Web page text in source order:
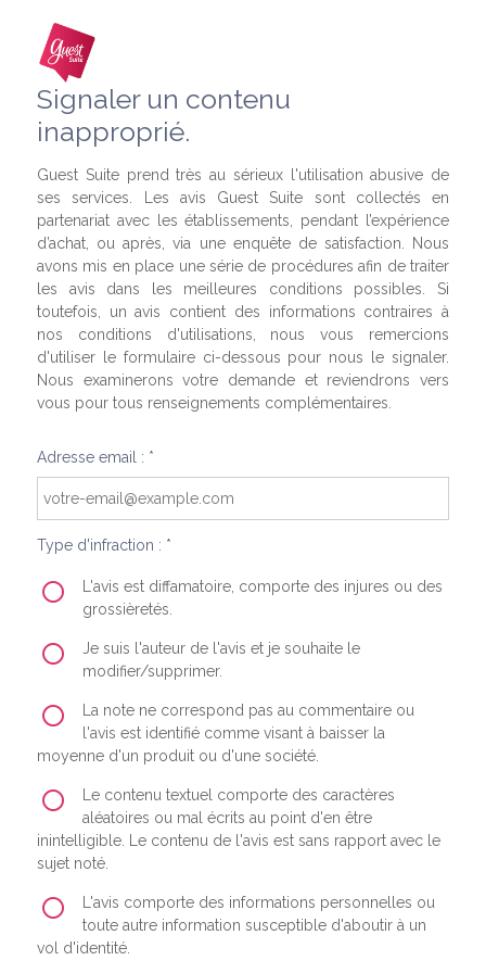
Signaler un contenu
inapproprié.
Guest Suite prend très au sérieux l'utilisation abusive de
ses services. Les avis Guest Suite sont collectés en
partenariat avec les établissements, pendant l’expérience
d’achat, ou après, via une enquête de satisfaction. Nous
avons mis en place une série de procédures afin de traiter
les avis dans les meilleures conditions possibles. Si
toutefois, un avis contient des informations contraires à
nos conditions d'utilisations, nous vous remercions
d'utiliser le formulaire ci-dessous pour nous le signaler.
Nous examinerons votre demande et reviendrons vers
vous pour tous renseignements complémentaires.
Adresse email : *
Type d'infraction : *
L'avis est diffamatoire, comporte des injures ou des
grossièretés.
Je suis l'auteur de l'avis et je souhaite le
modifier/supprimer.
La note ne correspond pas au commentaire ou
l'avis est identifié comme visant à baisser la
moyenne d'un produit ou d'une société.
Le contenu textuel comporte des caractères
aléatoires ou mal écrits au point d'en être
inintelligible. Le contenu de l'avis est sans rapport avec le
sujet noté.
L'avis comporte des informations personnelles ou
toute autre information susceptible d'aboutir à un
vol d'identité.